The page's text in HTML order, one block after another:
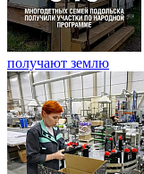
получают землю